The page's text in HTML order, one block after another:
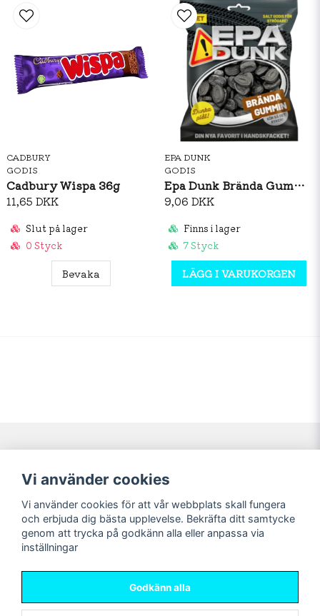
CADBURY
GODIS
Cadbury Wispa 36g
11,65 DKK
Slut på lager
0 Styck
Bevaka
EPA DUNK
GODIS
Epa Dunk Brända Gummin 80g
9,06 DKK
Finns i lager
7 Styck
LÄGG I VARUKORGEN
Navigering
Nyheter!
Förbeställning
Mitt konto
Logga in
Registrera dig
Glömt lösenord?
Sociala medier
Vi använder cookies
Vi använder cookies för att vår webbplats skall fungera
och erbjuda dig bästa upplevelse. Bekräfta ditt samtycke
genom att trycka på godkänn alla eller anpassa via
inställningar
Godkänn alla